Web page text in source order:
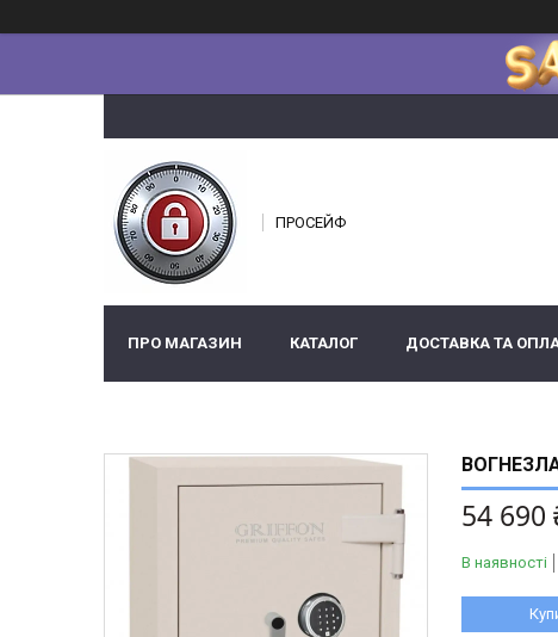
ПРОСЕЙФ
ПРО МАГАЗИН КАТАЛОГ ДОСТАВКА ТА
54 690
В наявності